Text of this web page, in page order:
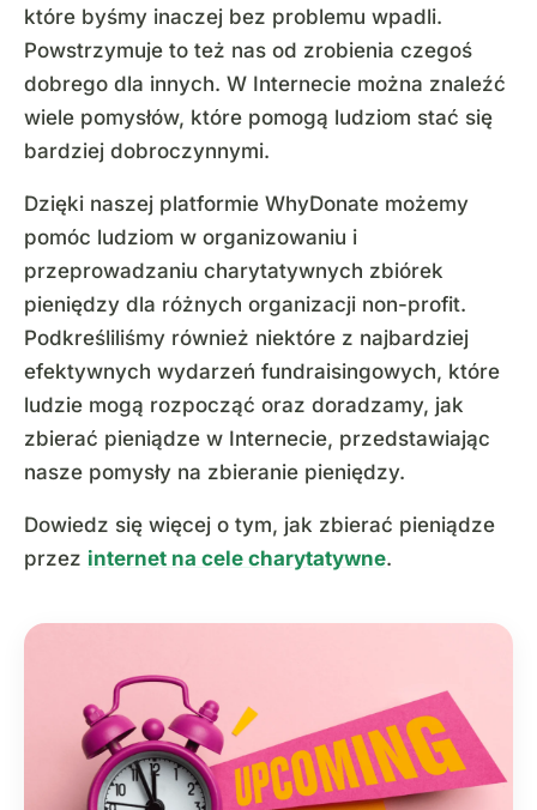
które byśmy inaczej bez problemu wpadli.
Powstrzymuje to też nas od zrobienia czegoś
dobrego dla innych. W Internecie można znaleźć
wiele pomysłów, które pomogą ludziom stać się
bardziej dobroczynnymi.
Dzięki naszej platformie WhyDonate możemy
pomóc ludziom w organizowaniu i
przeprowadzaniu charytatywnych zbiórek
pieniędzy dla różnych organizacji non-profit.
Podkreśliliśmy również niektóre z najbardziej
efektywnych wydarzeń fundraisingowych, które
ludzie mogą rozpocząć oraz doradzamy, jak
zbierać pieniądze w Internecie, przedstawiając
nasze pomysły na zbieranie pieniędzy.
Dowiedz się więcej o tym, jak zbierać pieniądze
przez internet na cele charytatywne.